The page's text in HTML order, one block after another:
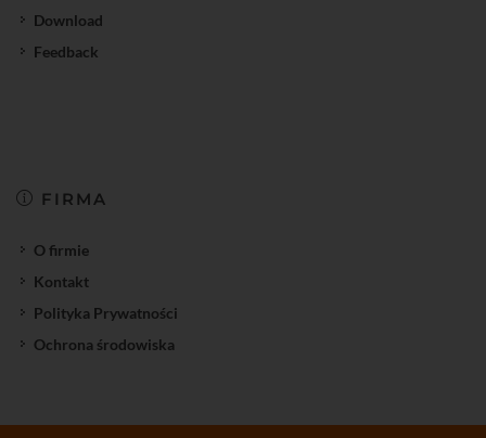
Download
Feedback
FIRMA
O firmie
Kontakt
Polityka Prywatności
Ochrona środowiska